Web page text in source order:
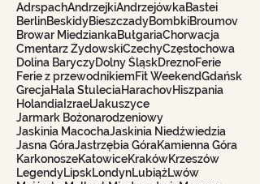
AdrspachAndrzejkiAndrzejówkaBastei
BerlinBeskidyBieszczadyBombkiBroumov
Browar MiedziankaBułgariaChorwacja
Cmentarz ŻydowskiCzechyCzęstochowa
Dolina BaryczyDolny ŚląskDreznoFerie
Ferie z przewodnikiemFit WeekendGdańsk
GrecjaHala StuleciaHarachovHiszpania
Holandia IzraelJakuszyce
Jarmark Bożonarodzeniowy
Jaskinia MacochaJaskinia Niedźwiedzia
Jasna GóraJastrzębia GóraKamienna Góra
KarkonoszeKatowiceKrakówKrzeszów
LegendyLipskLondynLubiążLwów